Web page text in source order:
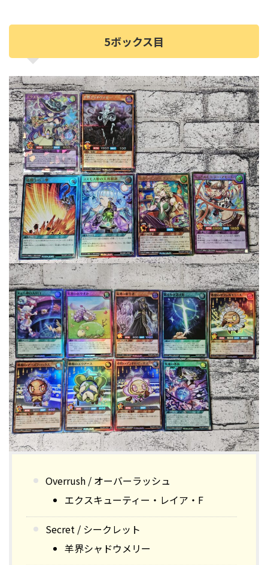
5ボックス目
Overrush / オーバーラッシュ
エクスキューティー・レイア・F
Secret / シークレット
羊界シャドウメリー